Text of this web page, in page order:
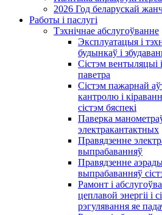
2026 Год беларускай
Работы і паслугі
Тэхнічнае абслугоўванне
Эксплуатацыя і
будынкаў і
Сістэм
паветра
Сістэм пажарнай
кантролю і
сістэм бяспекі
Паверка
электракантактных
Правядзенне
выпрабаванняў
Правядзенне
выпрабаванняў
Рамонт і
цеплавой энергіі і
рэгулявання яе